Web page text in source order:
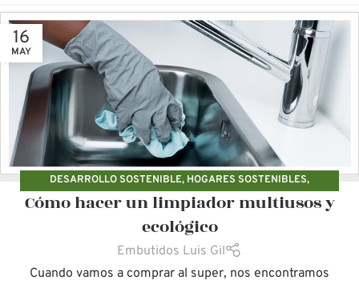
16
MAY
DESARROLLO SOSTENIBLE, HOGARES SOSTENIBLES,
PRODUCTOS NATURALES
Cómo hacer un limpiador multiusos y
ecológico
Embutidos Luis Gil
Cuando vamos a comprar al super, nos encontramos